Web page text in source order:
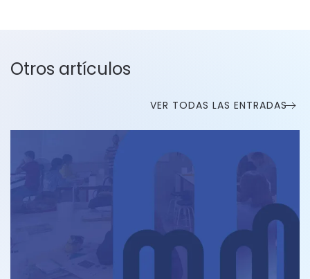
Otros artículos
VER TODAS LAS ENTRADAS